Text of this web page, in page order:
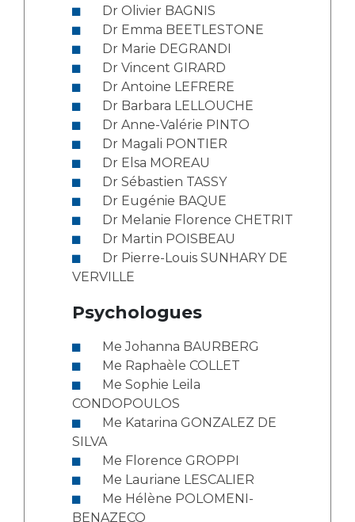
Qualité
Nos indicateurs qualité et de sécurité des soins
Protection des données
Sécurité
Les recherches en santé à l’AP-HM
Dr Olivier BAGNIS
Dr Emma BEETLESTONE
Dr Marie DEGRANDI
Dr Vincent GIRARD
Dr Antoine LEFRERE
Dr Barbara LELLOUCHE
Dr Anne-Valérie PINTO
Dr Magali PONTIER
Dr Elsa MOREAU
Dr Sébastien TASSY
Dr Eugénie BAQUE
Dr Melanie Florence CHETRIT
Dr Martin POISBEAU
VERVILLE
Psychologues
Me Johanna BAURBERG
Me Raphaèle COLLET
CONDOPOULOS
SILVA
Me Florence GROPPI
Me Lauriane LESCALIER
BENAZECQ